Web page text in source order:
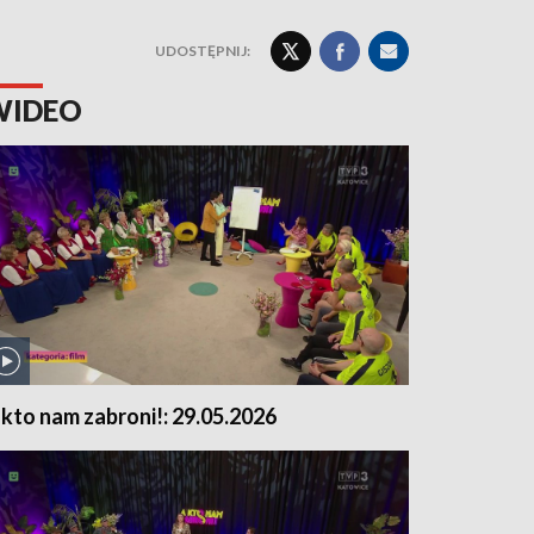
UDOSTĘPNIJ:
nam zabroni!: 29.05.2026